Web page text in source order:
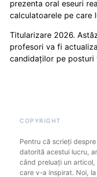
prezenta oral eseuri
calculatoarele pe care
Titularizare 2026.
profesori va fi
candidaților pe posturi
COPYRIGHT
Pentru că scrieți
datorită acestui lucru,
când preluați un
care v-a inspirat. Noi,